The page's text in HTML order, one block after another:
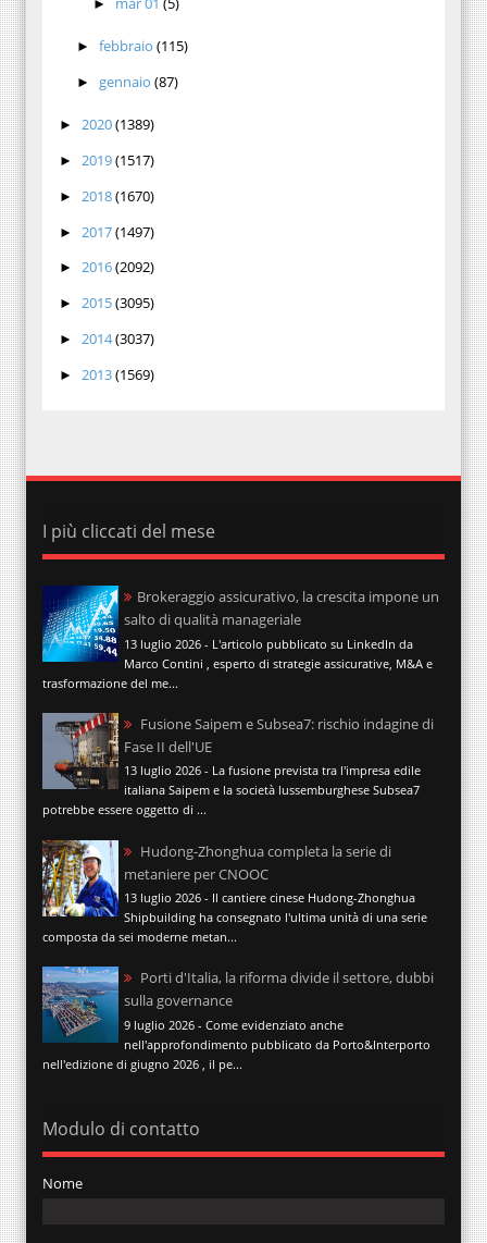
►
► febbraio (115)
► gennaio (87)
► 2020(1389)
► 2019(1517)
► 2018(1670)
► 2017(1497)
► 2016(2092)
► 2015(3095)
► 2014(3037)
► 2013(1569)
I più cliccati del mese
Brokeraggio assicurativo, la crescita impone un
salto di qualità manageriale
13 luglio 2026 - L'articolo pubblicato su LinkedIn da
Marco Contini , esperto di strategie assicurative, M&A e
trasformazione del me...
Fusione Saipem e Subsea7: rischio indagine di
Fase II dell'UE
13 luglio 2026 - La fusione prevista tra l'impresa edile
italiana Saipem e la società lussemburghese Subsea7
potrebbe essere oggetto di ...
Hudong-Zhonghua completa la serie di
metaniere per CNOOC
13 luglio 2026 - Il cantiere cinese Hudong-Zhonghua
Shipbuilding ha consegnato l'ultima unità di una serie
composta da sei moderne metan...
Porti d'Italia, la riforma divide il settore, dubbi
sulla governance
9 luglio 2026 - Come evidenziato anche
nell'approfondimento pubblicato da Porto&Interporto
nell'edizione di giugno 2026 , il pe...
Modulo di contatto
Nome